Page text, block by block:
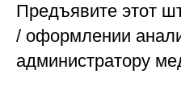
Предъявите этот
/ оформлении
администратору